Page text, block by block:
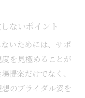
ないポイント
いためには、サポ
を見極めることが
提案だけでなく、
のブライダル姿を